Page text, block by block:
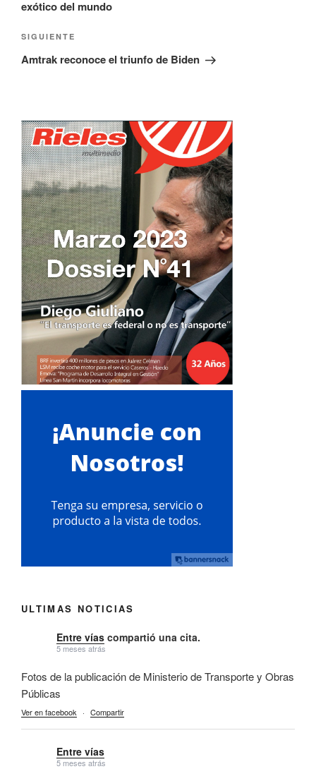
exótico del mundo
Siguiente
entrada
SIGUIENTE
Amtrak reconoce el triunfo de Biden
ULTIMAS NOTICIAS
Entre vías compartió una cita.
5 meses atrás
Fotos de la publicación de Ministerio de Transporte y Obras
Públicas
Ver en facebook · Compartir
Entre vías
5 meses atrás